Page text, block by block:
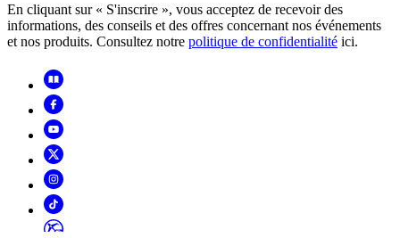
En cliquant sur « S'inscrire », vous acceptez de recevoir des
informations, des conseils et des offres concernant nos événements
et nos produits. Consultez notre politique de confidentialité ici.